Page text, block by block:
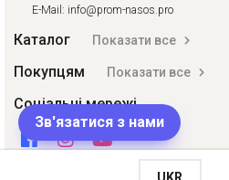
UKR
E-Mail: info@prom-nasos.pro
Каталог Показати все
Покупцям Показати все
Соціальні мережі
Зв'язатися з нами